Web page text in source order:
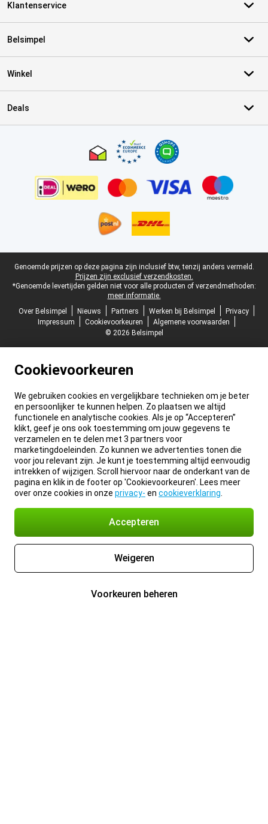
Klantenservice
Belsimpel
Winkel
Deals
Juridische voettekst
Genoemde prijzen op deze pagina zijn inclusief btw, tenzij anders vermeld.
Prijzen zijn exclusief verzendkosten.
*Genoemde levertijden gelden niet voor alle producten of verzendmethoden:
meer informatie.
Over Belsimpel
Nieuws Partners Werken bij Belsimpel
Privacy
Impressum
Cookievoorkeuren
Algemene voorwaarden
© 2026 Belsimpel
Cookievoorkeuren
We gebruiken cookies en vergelijkbare technieken om je beter
en persoonlijker te kunnen helpen. Zo plaatsen we altijd
functionele en analytische cookies. Als je op “Accepteren”
klikt, geef je ons ook toestemming om jouw gegevens te
verzamelen en te delen met 3 partners voor
marketingdoeleinden. Zo kunnen we advertenties tonen die
voor jou relevant zijn. Je kunt je toestemming altijd eenvoudig
intrekken of wijzigen. Scroll hiervoor naar de onderkant van de
pagina en klik in de footer op 'Cookievoorkeuren'. Lees meer
over onze cookies in onze privacy- en cookieverklaring
Accepteren
Weigeren
Voorkeuren beheren